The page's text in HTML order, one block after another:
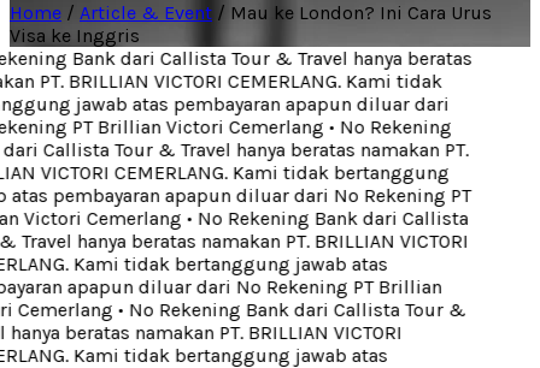
Home / Article & Event / Mau ke London? Ini Cara Urus
Visa ke Inggris
Bank dari Callista Tour & Travel hanya beratas
PT. BRILLIAN VICTORI CEMERLANG. Kami tidak
jawab atas pembayaran apapun diluar dari
PT Brillian Victori Cemerlang• No Rekening
Callista Tour & Travel hanya beratas namakan PT.
VICTORI CEMERLANG. Kami tidak bertanggung
pembayaran apapun diluar dari No Rekening PT
Victori Cemerlang• No Rekening Bank dari Callista
Travel hanya beratas namakan PT. BRILLIAN VICTORI
Kami tidak bertanggung jawab atas
apapun diluar dari No Rekening PT Brillian
Cemerlang• No Rekening Bank dari Callista Tour &
beratas namakan PT. BRILLIAN VICTORI
Kami tidak bertanggung jawab atas